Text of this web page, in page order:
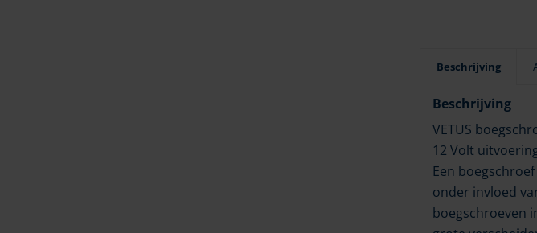
Beschrijving
Beschrijving
VETUS
12 Volt
Een
onder invloed
boegschroeven